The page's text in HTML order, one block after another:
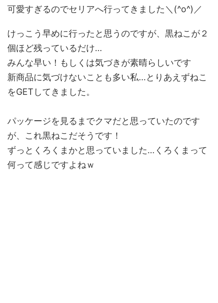
可愛すぎるのでセリアへ行ってきました＼(^o^)／
けっこう早めに行ったと思うのですが、黒ねこが２
個ほど残っているだけ…
みんな早い！もしくは気づきが素晴らしいです
新商品に気づけないことも多い私…とりあえずねこ
をGETしてきました。
パッケージを見るまでクマだと思っていたのです
が、これ黒ねこだそうです！
ずっとくろくまかと思っていました…くろくまって
何って感じですよねｗ